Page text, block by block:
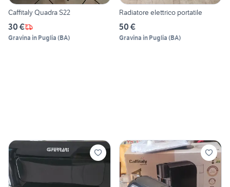
Caffitaly Quadra S22
30 €
Gravina in Puglia (BA)
Radiatore elettrico portatile
50 €
Gravina in Puglia (BA)